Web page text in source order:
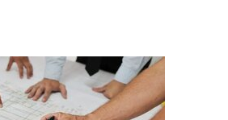
области аккредитации.